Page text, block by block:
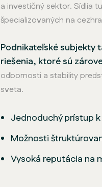
a investičný sektor. Sídlia
špecializovaných na
Podnikateľské
riešenia, ktoré sú
odbornosti a stability
sveta.
Jednoduchý prístup
Možnosti
Vysoká reputácia na